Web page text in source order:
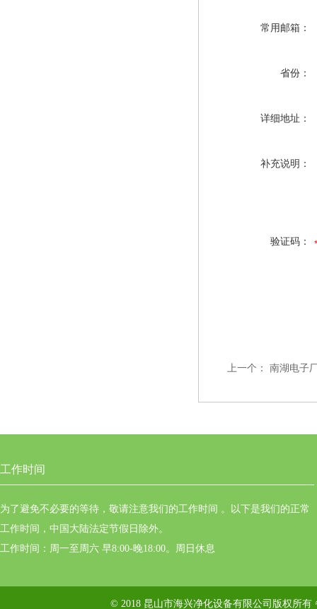
常用邮箱：
省份：
详细地址：
补充说明：
验证码：
上一个： 南湖电子
工作时间
为了避免不必要的等待，敬请注意我们的工作时间 。以下是我们的正常
工作时间，中国大陆法定节假日除外。
工作时间：周一至周六 早8:00-晚18:00。周日休息
© 2018 昆山市海兴净化设备有限公司版权所有